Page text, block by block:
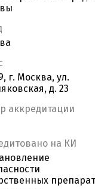
г. Москва, ул.
д. 23
аккредитации
на КИ